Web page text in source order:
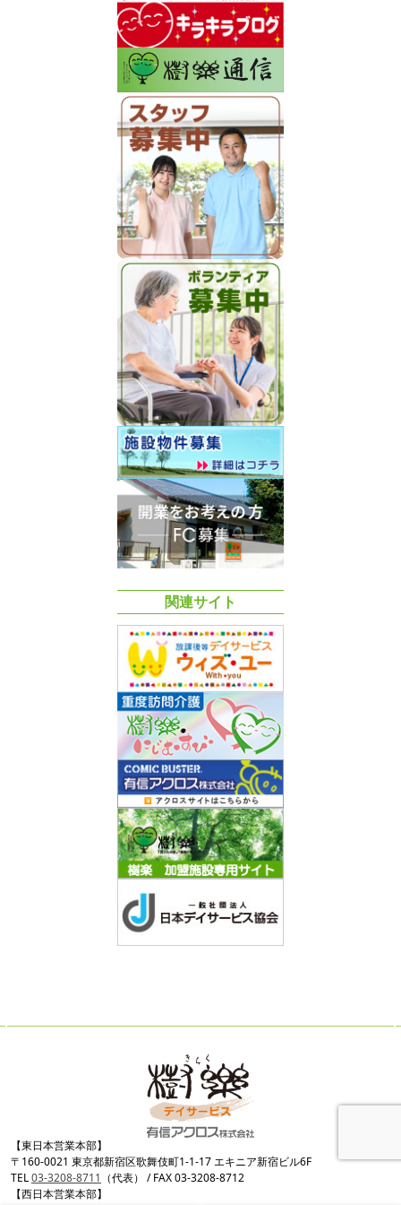
関連サイト
【東日本営業本部】
〒160-0021 東京都新宿区歌舞伎町1-1-17 エキニア新宿ビル6F
TEL03-3208-8711 （代表） / FAX 03-3208-8712
【西日本営業本部】